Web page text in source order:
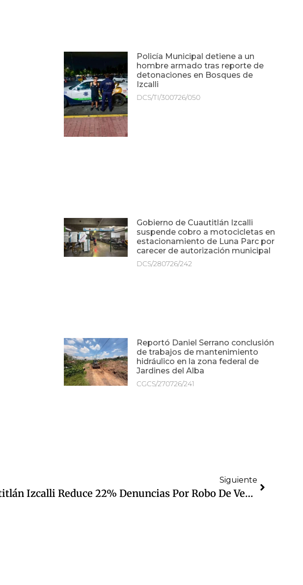
Policía Municipal detiene a un
hombre armado tras reporte de
detonaciones en Bosques de
Izcalli
DCS/TI/300726/050
Gobierno de Cuautitlán Izcalli
suspende cobro a motocicletas en
estacionamiento de Luna Parc por
carecer de autorización municipal
DCS/280726/242
Reportó Daniel Serrano conclusión
de trabajos de mantenimiento
hidráulico en la zona federal de
Jardines del Alba
CGCS/270726/241
Siguiente
Cuautitlán Izcalli Reduce 22% Denuncias Por Robo De Vehículo En Primer Cuatrimestre Del 2026: Cifras Oficiales